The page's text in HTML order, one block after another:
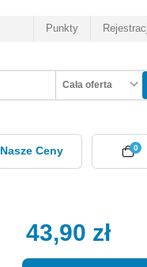
Punkty
Cała oferta
Nasze Ceny 0
43,90 zł